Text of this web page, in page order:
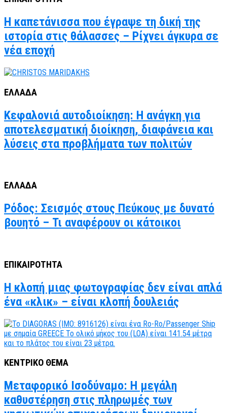
Η καπετάνισσα που έγραψε τη δική της
ιστορία στις θάλασσες – Ρίχνει άγκυρα σε
νέα εποχή
ΕΛΛΑΔΑ
Κεφαλονιά αυτοδιοίκηση: Η ανάγκη για
αποτελεσματική διοίκηση, διαφάνεια και
λύσεις στα προβλήματα των πολιτών
ΕΛΛΑΔΑ
Ρόδος: Σεισμός στους Πεύκους με δυνατό
βουητό – Τι αναφέρουν οι κάτοικοι
ΕΠΙΚΑΙΡΟΤΗΤΑ
Η κλοπή μιας φωτογραφίας δεν είναι απλά
ένα «κλικ» – είναι κλοπή δουλειάς
ΚΕΝΤΡΙΚΟ ΘΕΜΑ
Μεταφορικό Ισοδύναμο: Η μεγάλη
καθυστέρηση στις πληρωμές των